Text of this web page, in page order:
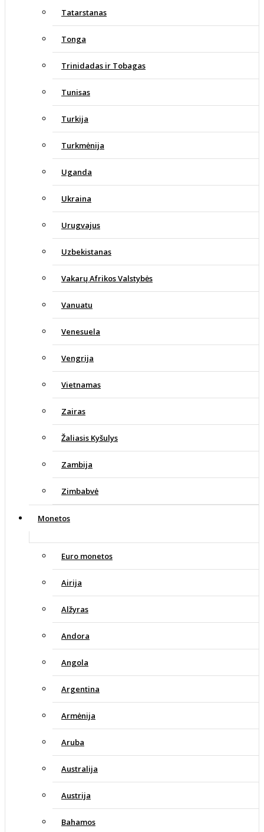
Tatarstanas
Tonga
Trinidadas ir Tobagas
Tunisas
Turkija
Turkmėnija
Uganda
Ukraina
Urugvajus
Uzbekistanas
Vakarų Afrikos Valstybės
Vanuatu
Venesuela
Vengrija
Vietnamas
Zairas
Žaliasis Kyšulys
Zambija
Zimbabvė
Monetos
Euro monetos
Airija
Alžyras
Andora
Angola
Argentina
Armėnija
Aruba
Australija
Austrija
Bahamos